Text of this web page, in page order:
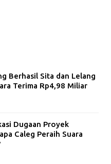
Berhasil Sita dan Lelang
Terima Rp4,98 Miliar
Dugaan Proyek
Caleg Peraih Suara